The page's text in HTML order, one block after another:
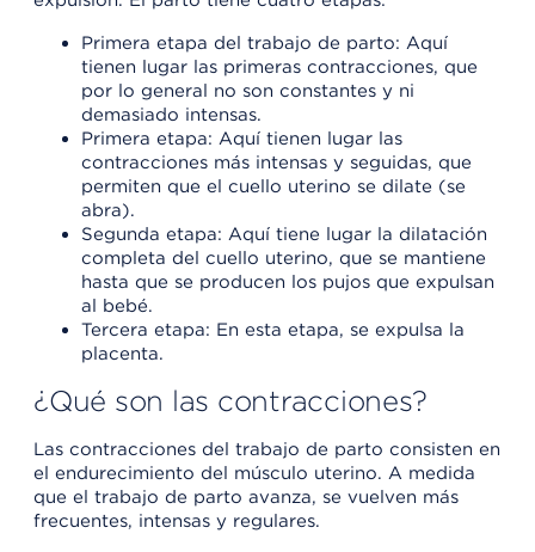
Primera etapa del trabajo de parto: Aquí
tienen lugar las primeras contracciones, que
por lo general no son constantes y ni
demasiado intensas.
Primera etapa: Aquí tienen lugar las
contracciones más intensas y seguidas, que
permiten que el cuello uterino se dilate (se
abra).
Segunda etapa: Aquí tiene lugar la dilatación
completa del cuello uterino, que se mantiene
hasta que se producen los pujos que expulsan
al bebé.
Tercera etapa: En esta etapa, se expulsa la
placenta.
¿Qué son las contracciones?
Las contracciones del trabajo de parto consisten en
el endurecimiento del músculo uterino. A medida
que el trabajo de parto avanza, se vuelven más
frecuentes, intensas y regulares.